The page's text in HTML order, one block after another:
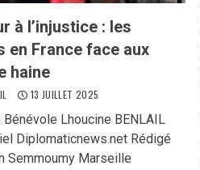
à l’injustice : les
en France face aux
haine
13 JUILLET 2025
Bénévole Lhoucine BENLAIL
Diplomaticnews.net Rédigé
Semmoumy Marseille